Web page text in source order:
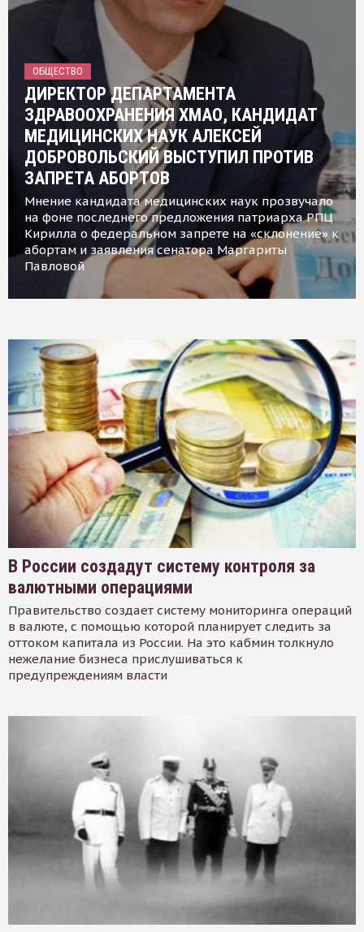
ОБЩЕСТВО
ДИРЕКТОР ДЕПАРТАМЕНТА
ЗДРАВООХРАНЕНИЯ ХМАО, КАНДИДАТ
МЕДИЦИНСКИХ НАУК АЛЕКСЕЙ
ДОБРОВОЛЬСКИЙ ВЫСТУПИЛ ПРОТИВ
ЗАПРЕТА АБОРТОВ
Мнение кандидата медицинских наук прозвучало
на фоне последнего предложения патриарха РПЦ
Кирилла о федеральном запрете на «склонение» к
абортам и заявления сенатора Маргариты
Павловой
В России создадут систему контроля за
валютными операциями
Правительство создает систему мониторинга операций
в валюте, с помощью которой планирует следить за
оттоком капитала из России. На это кабмин толкнуло
нежелание бизнеса прислушиваться к
предупреждениям власти